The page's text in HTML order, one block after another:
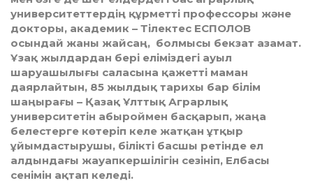
университеттердің құрметті профессоры және
докторы, академик – Тілектес ЕСПОЛОВ
осындай жаны жайсаң, болмысы бекзат азамат.
Ұзақ жылдардан бері еліміздегі ауыл
шаруашылығы саласына қажетті маман
даярлайтын, 85 жылдық тарихы бар білім
шаңырағы – Қазақ Ұлттық Аграрлық
университетін абыроймен басқарып, жаңа
белестерге көтеріп келе жатқан ұтқыр
ұйымдастырушы, білікті басшы ретінде ел
алдындағы жауапкершілігін сезініп, Елбасы
сенімін ақтап келеді.